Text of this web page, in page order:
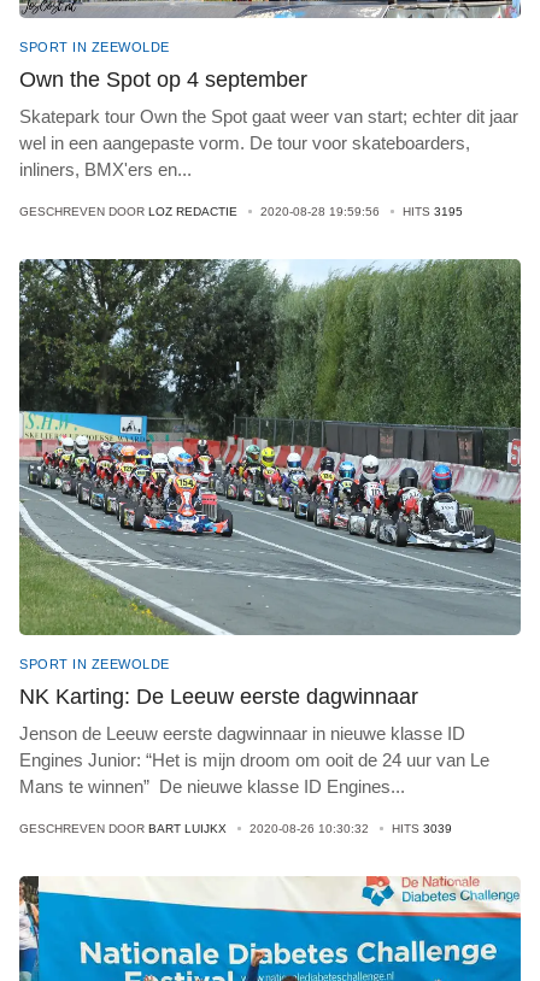
SPORT IN ZEEWOLDE
Own the Spot op 4 september
Skatepark tour Own the Spot gaat weer van start; echter dit jaar
wel in een aangepaste vorm. De tour voor skateboarders,
inliners, BMX'ers en...
GESCHREVEN DOOR LOZ REDACTIE 2020-08-28 19:59:56 HITS 3195
SPORT IN ZEEWOLDE
NK Karting: De Leeuw eerste dagwinnaar
Jenson de Leeuw eerste dagwinnaar in nieuwe klasse ID
Engines Junior: “Het is mijn droom om ooit de 24 uur van Le
Mans te winnen” De nieuwe klasse ID Engines...
GESCHREVEN DOOR BART LUIJKX 2020-08-26 10:30:32 HITS 3039